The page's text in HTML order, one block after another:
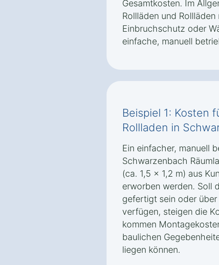
Gesamtkosten. Im
Rollläden und
Einbruchschutz oder
einfache, manuell
Beispiel 1: Kosten
Rollladen in
Ein einfacher, manuell
Schwarzenbach
(ca. 1,5 x 1,2 m) aus
erworben werden. Soll
gefertigt sein oder
verfügen, steigen die
kommen
baulichen
liegen können.